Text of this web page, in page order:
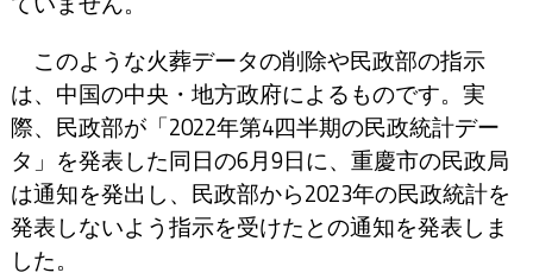
このような火葬データの削除や民政部の指示
は、中国の中央・地方政府によるものです。実
際、民政部が「2022年第4四半期の民政統計デー
タ」を発表した同日の6月9日に、重慶市の民政局
は通知を発出し、民政部から2023年の民政統計を
発表しないよう指示を受けたとの通知を発表しま
した。